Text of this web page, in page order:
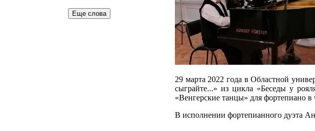
Еще слова
29 марта 2022 года в Областной
сыграйте...» из цикла «Беседы у
«Венгерские танцы» для фортепиано в
В исполнении фортепианного дуэта